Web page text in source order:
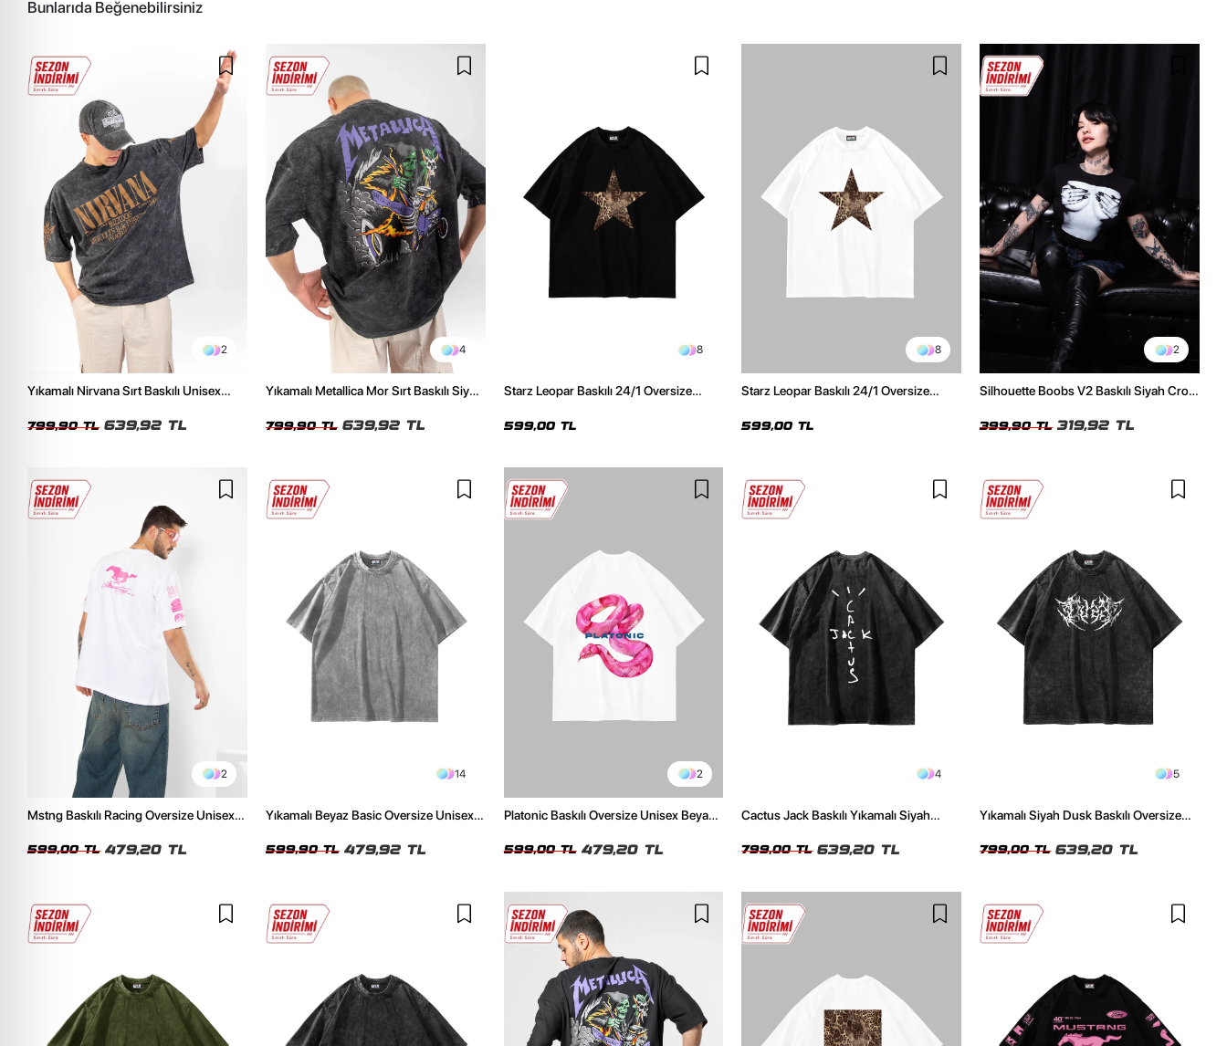
Bunlarıda Beğenebilirsiniz
2
Yıkamalı Nirvana Sırt Baskılı Unisex
799,90 TL 639,92 TL
4
Yıkamalı Metallica Mor Sırt Baskılı Siyah
799,90 TL 639,92 TL
8
Starz Leopar Baskılı 24/1 Oversize
599,00 TL
8
Starz Leopar Baskılı 24/1 Oversize
599,00 TL
2
Silhouette Boobs V2 Baskılı Siyah Crop
399,90 TL 319,92 TL
2
Mstng Baskılı Racing Oversize Unisex
599,00 TL 479,20 TL
14
Yıkamalı Beyaz Basic Oversize Unisex
599,90 TL 479,92 TL
2
Platonic Baskılı Oversize Unisex Beyaz
599,00 TL 479,20 TL
4
Cactus Jack Baskılı Yıkamalı Siyah
799,00 TL 639,20 TL
5
Yıkamalı Siyah Dusk Baskılı Oversize
799,00 TL 639,20 TL